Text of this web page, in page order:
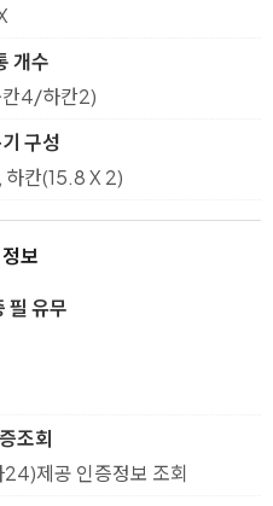
개수
4/하칸2)
구성
하칸(15.8 X 2)
보
필 유무
조회
제공 인증정보 조회